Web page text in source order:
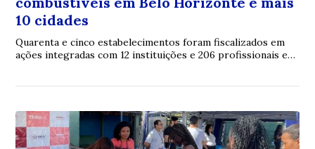
10 cidades
Quarenta e cinco estabelecimentos foram fiscalizados em
ações integradas com 12 instituições e 206 profissionais em